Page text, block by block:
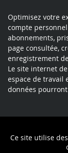
Ce site utilise
Optimisez votre
compte
abonnements,
page consultée,
enregistrement
Le site internet
espace de travail
données